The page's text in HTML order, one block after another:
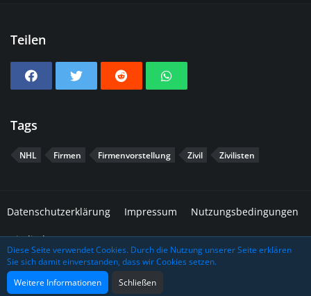
Teilen
Tags
NHL Firmen Firmenvorstellung Zivil Zivilisten
Datenschutzerklärung Impressum Nutzungsbedingungen
Mitglieder
Community-Software:WoltLab Suite™
Diese Seite verwendet Cookies. Durch die Nutzung unserer Seite erklären
Sie sich damit einverstanden, dass wir Cookies setzen.
Weitere Informationen
Schließen